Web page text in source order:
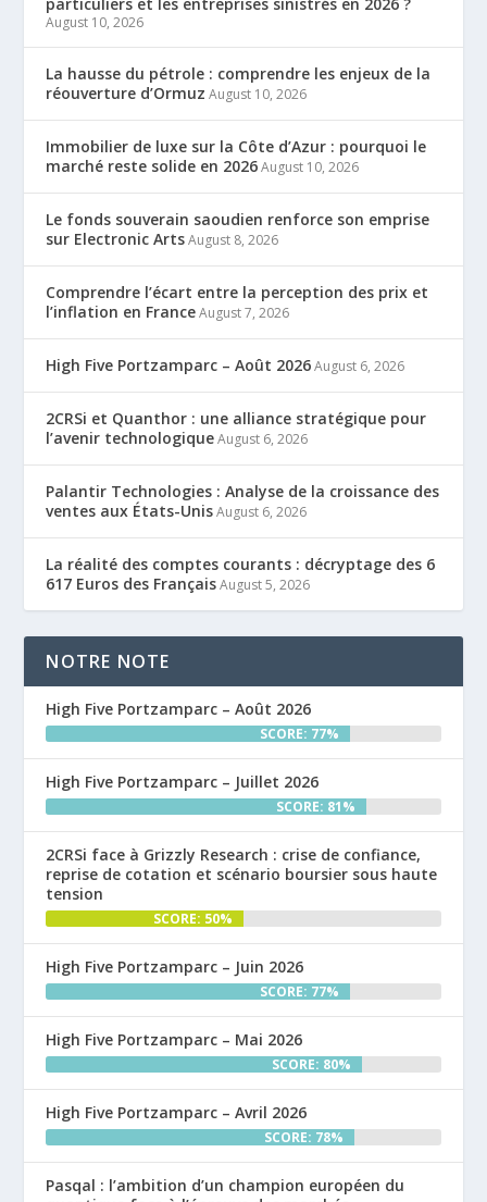
August 10, 2026
La hausse du pétrole : comprendre les enjeux de la
réouverture d’Ormuz August 10, 2026
Immobilier de luxe sur la Côte d’Azur : pourquoi le
marché reste solide en 2026 August 10, 2026
Le fonds souverain saoudien renforce son emprise
sur Electronic Arts August 8, 2026
Comprendre l’écart entre la perception des prix et
l’inflation en France August 7, 2026
High Five Portzamparc – Août 2026 August 6, 2026
2CRSi et Quanthor : une alliance stratégique pour
l’avenir technologique August 6, 2026
Palantir Technologies : Analyse de la croissance des
ventes aux États-Unis August 6, 2026
La réalité des comptes courants : décryptage des 6
617 Euros des Français August 5, 2026
NOTRE NOTE
High Five Portzamparc – Août 2026
SCORE: 77%
High Five Portzamparc – Juillet 2026
SCORE: 81%
2CRSi face à Grizzly Research : crise de confiance,
reprise de cotation et scénario boursier sous haute
tension
SCORE: 50%
High Five Portzamparc – Juin 2026
SCORE: 77%
High Five Portzamparc – Mai 2026
SCORE: 80%
High Five Portzamparc – Avril 2026
SCORE: 78%
Pasqal : l’ambition d’un champion européen du